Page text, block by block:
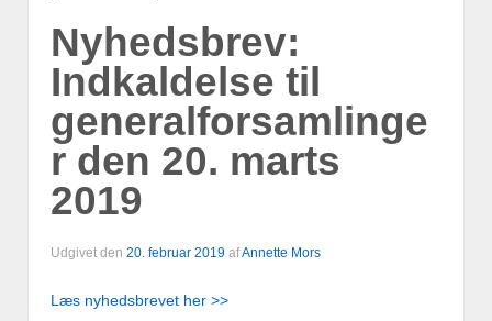
Nyhedsbrev:
Indkaldelse til
generalforsamlinge
r den 20. marts
2019
Udgivet den 20. februar 2019 afAnnette Mors
Læs nyhedsbrevet her >>